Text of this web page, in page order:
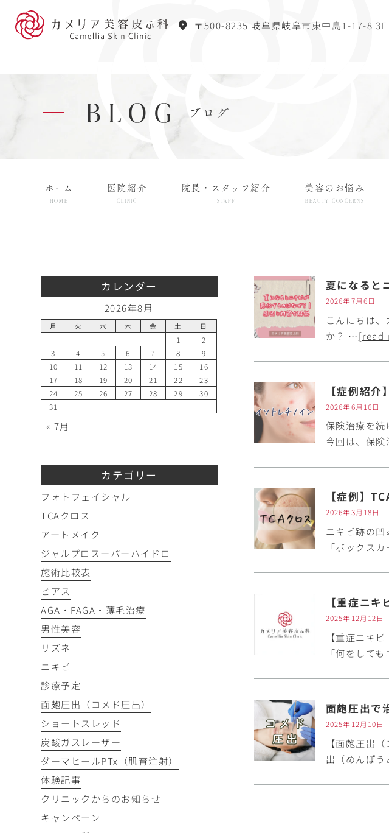
〒500-8235 岐阜県岐阜市東中島1-17-8 3F
BLOG ブログ
ホーム
HOME
医院紹介
CLINIC
院長・スタッフ紹介
STAFF
美容のお悩み
BEAUTY CONCERNS
夏になると
2026年7月6日
こんにちは
か？ …[read
2026年6月16日
保険治療を
今回は、保
【症例】
2026年3月18日
ニキビ跡の
「ボックス
【重症ニ
2025年12月12日
【重症ニキ
「何をして
面皰圧出で
2025年12月10日
【面皰圧出
出（めんぽ
カレンダー
2026年8月
月 火 水 木 金 土 日
1
2
3
4 5 6 7 8
9
10
11 12 13 14 15
16
17
18 19 20 21 22
23
24
25 26 27 28 29
30
31
« 7月
カテゴリー
フォトフェイシャル
TCAクロス
アートメイク
ジャルプロスーパーハイドロ
施術比較表
ピアス
AGA・FAGA・薄毛治療
男性美容
リズネ
ニキビ
診療予定
面皰圧出（コメド圧出）
ショートスレッド
炭酸ガスレーザー
ダーマヒールPTx（肌育注射）
体験記事
クリニックからのお知らせ
キャンペーン